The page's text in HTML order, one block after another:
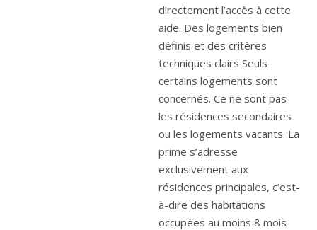
directement l’accès à cette
aide. Des logements bien
définis et des critères
techniques clairs Seuls
certains logements sont
concernés. Ce ne sont pas
les résidences secondaires
ou les logements vacants. La
prime s’adresse
exclusivement aux
résidences principales, c’est-
à-dire des habitations
occupées au moins 8 mois